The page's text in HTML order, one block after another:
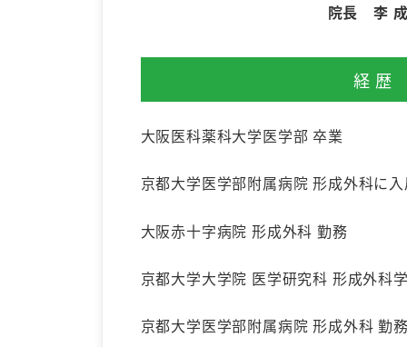
院長 李
経歴
大阪医科薬科大学医学部 卒業
京都大学医学部附属病院 形成外科に
大阪赤十字病院 形成外科 勤務
京都大学大学院 医学研究科 形成外科
京都大学医学部附属病院 形成外科 勤